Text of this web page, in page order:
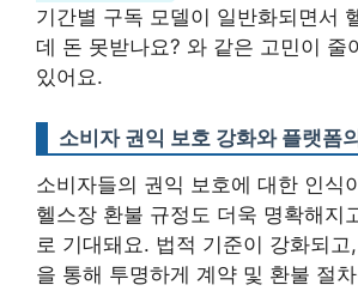
기간별 구독 모델이 일반화되면서
데 돈 못받나요? 와 같은 고민이 줄
있어요.
소비자 권익 보호 강화와 플랫폼
소비자들의 권익 보호에 대한 인식
헬스장 환불 규정도 더욱 명확해지
로 기대돼요. 법적 기준이 강화되고
을 통해 투명하게 계약 및 환불 절